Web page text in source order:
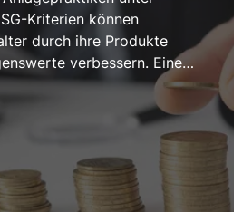
Kriterien können
durch ihre Produkte
verbessern. Eine
bei Anlage- und
wird
sein.